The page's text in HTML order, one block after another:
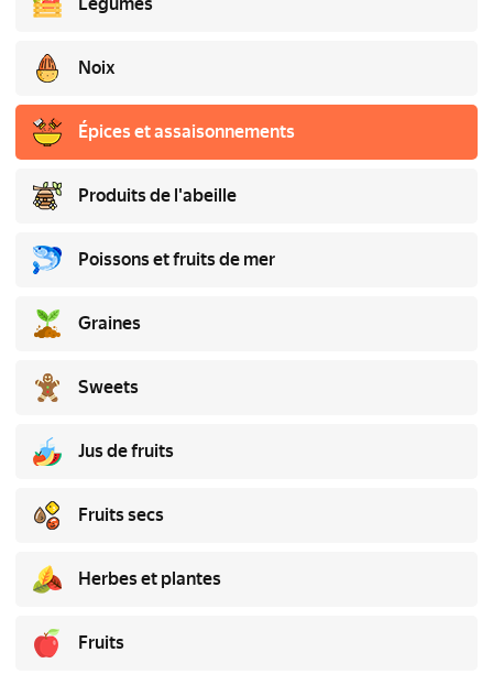
Noix
Épices et assaisonnements
Produits de l'abeille
Poissons et fruits de mer
Graines
Sweets
Jus de fruits
Fruits secs
Herbes et plantes
Fruits